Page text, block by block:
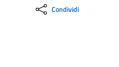
Condividi